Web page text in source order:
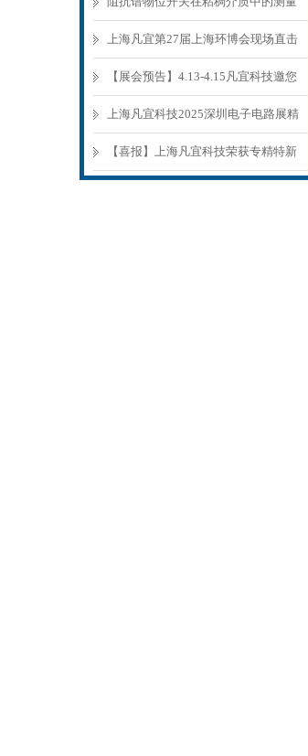
原理与选型要点
上海凡宜第27届上海环博会现场直击
【展会预告】4.13-4.15凡宜科技邀您
参观环博会
上海凡宜科技2025深圳电子电路展精
彩回顾
【喜报】上海凡宜科技荣获专精特新